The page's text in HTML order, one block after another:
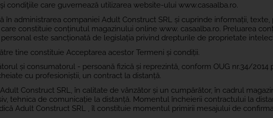
condiţiile care guvernează utilizarea website-ului www.casaalba.ro.
în administrarea companiei Adult Construct SRL și cuprinde informații, texte,
constituie conținutul magazinului online www. casaalba.ro. Preluarea
este sancționată de legislația privind drepturile de proprietate
tine constituie Acceptarea acestor Termeni și condiții.
și consumatorul - persoană fizică și reprezintă, conform OUG nr.34/2014
cu profesioniștii, un contract la distanță.
Construct SRL, în calitate de vânzător și un cumpărător, în cadrul
tehnica de comunicație la distanță. Momentul încheierii contractului la
Adult Construct SRL , îl constituie momentul primirii mesajului de